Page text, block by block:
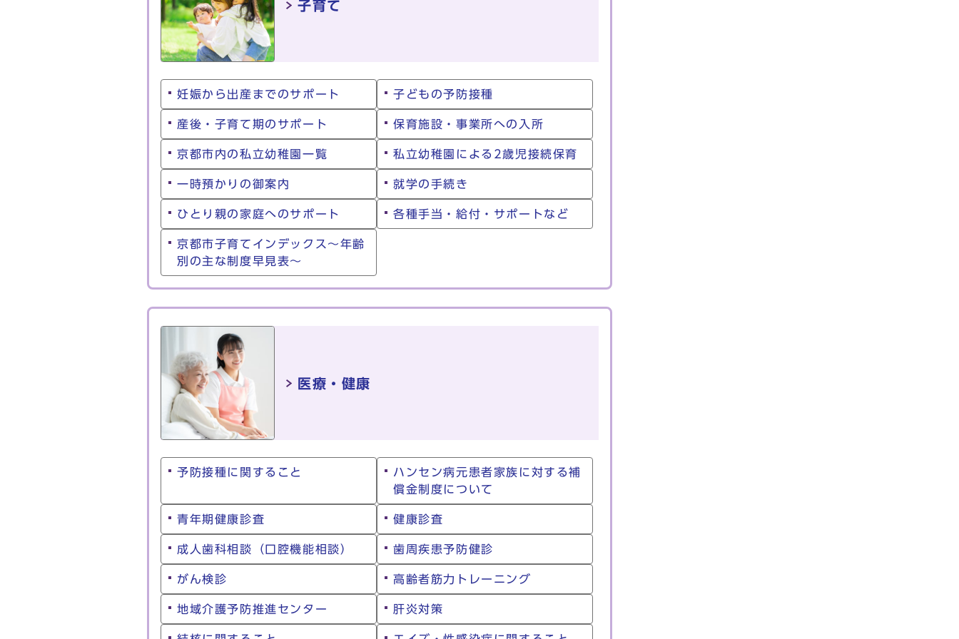
子育て
妊娠から出産までのサポート 子どもの予防接種
産後・子育て期のサポート 保育施設・事業所への入所
京都市内の私立幼稚園一覧 私立幼稚園による2歳児接続保育
一時預かりの御案内 就学の手続き
ひとり親の家庭へのサポート 各種手当・給付・サポートなど
京都市子育てインデックス～年齢
別の主な制度早見表～
医療・健康
予防接種に関すること
ハンセン病元患者家族に対する補
償金制度について
青年期健康診査 健康診査
成人歯科相談（口腔機能相談） 歯周疾患予防健診
がん検診 高齢者筋力トレーニング
地域介護予防推進センター 肝炎対策